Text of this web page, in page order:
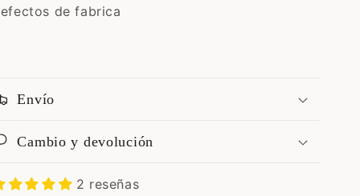
de fabrica
Envío
Cambio y devolución
2 reseñas